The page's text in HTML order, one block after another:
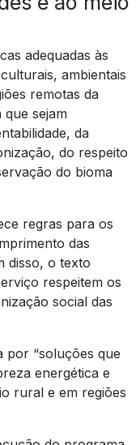
adequadas às
ambientais
remotas da
que sejam
da
do respeito
do bioma
regras para os
das
disso, o texto
respeitem os
social das
“soluções que
energética e
rural e em regiões